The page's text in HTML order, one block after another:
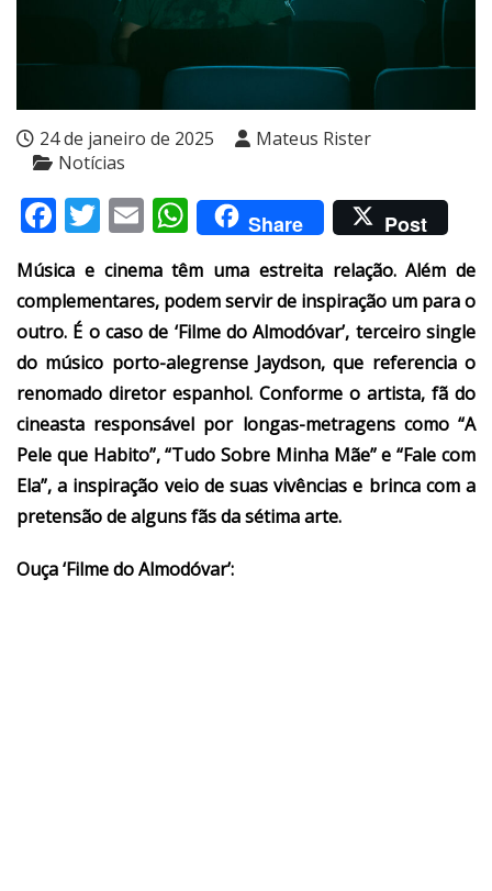
24 de janeiro de 2025
Mateus Rister
Notícias
Facebook
Twitter
EmailWhatsApp
Share Post
Música e cinema têm uma estreita relação. Além de
complementares, podem servir de inspiração um para o
outro. É o caso de ‘Filme do Almodóvar’, terceiro single
do músico porto-alegrense Jaydson, que referencia o
renomado diretor espanhol. Conforme o artista, fã do
cineasta responsável por longas-metragens como “A
Pele que Habito”, “Tudo Sobre Minha Mãe” e “Fale com
Ela”, a inspiração veio de suas vivências e brinca com a
pretensão de alguns fãs da sétima arte.
Ouça ‘Filme do Almodóvar’: